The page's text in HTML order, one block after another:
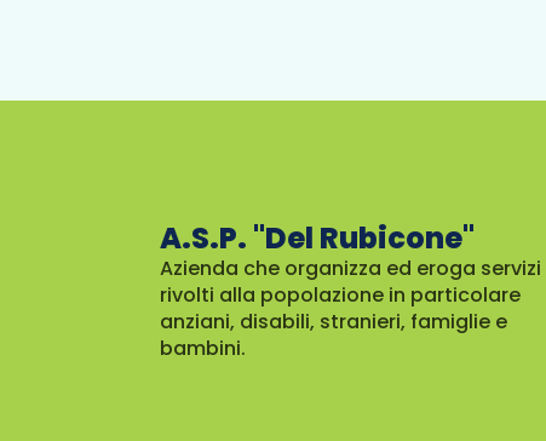
A.S.P. "Del Rubicone"
Azienda che organizza ed eroga servizi
rivolti alla popolazione in particolare
anziani, disabili, stranieri, famiglie e
bambini.